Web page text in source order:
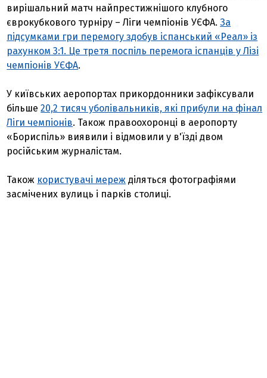
вирішальний матч найпрестижнішого клубного
єврокубкового турніру – Ліги чемпіонів УЄФА.За
підсумками гри перемогу здобув іспанський «Реал» із
рахунком 3:1. Це третя поспіль перемога іспанців у Лізі
чемпіонів УЄФА.
У київських аеропортах прикордонники зафіксували
більше20,2 тисяч уболівальників, які прибули на фінал
Ліги чемпіонів. Також правоохоронці в аеропорту
«Бориспіль» виявили і відмовили у в'їзді двом
російським журналістам.
Також користувачі мереж діляться фотографіями
засмічених вулиць і парків столиці.